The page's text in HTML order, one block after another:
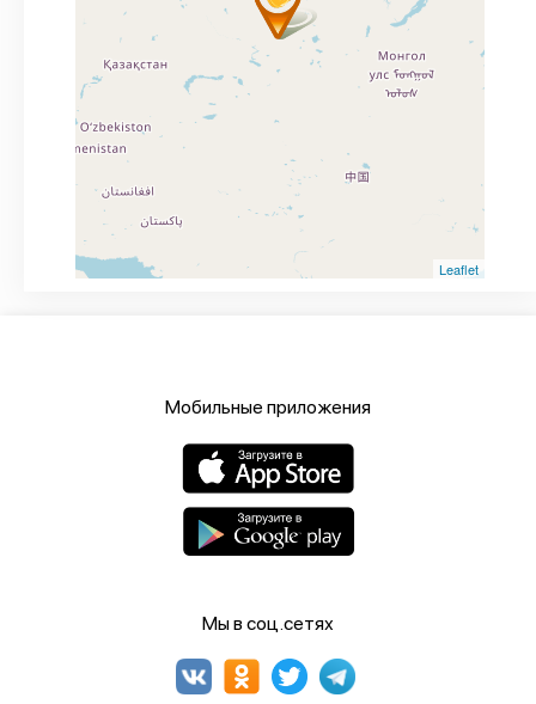
Leaflet
Мобильные приложения
Мы в соц.сетях